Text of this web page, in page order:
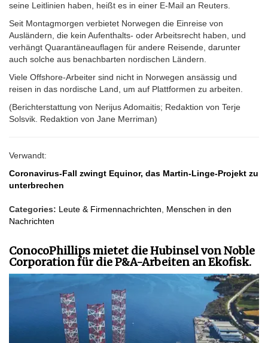
seine Leitlinien haben, heißt es in einer E-Mail an Reuters.
Seit Montagmorgen verbietet Norwegen die Einreise von
Ausländern, die kein Aufenthalts- oder Arbeitsrecht haben, und
verhängt Quarantäneauflagen für andere Reisende, darunter
auch solche aus benachbarten nordischen Ländern.
Viele Offshore-Arbeiter sind nicht in Norwegen ansässig und
reisen in das nordische Land, um auf Plattformen zu arbeiten.
(Berichterstattung von Nerijus Adomaitis; Redaktion von Terje
Solsvik. Redaktion von Jane Merriman)
Verwandt:
Coronavirus-Fall zwingt Equinor, das Martin-Linge-Projekt zu
unterbrechen
Categories: Leute & Firmennachrichten
Menschen in den
Nachrichten
ConocoPhillips mietet die Hubinsel von Noble
Corporation für die P&A-Arbeiten an Ekofisk.